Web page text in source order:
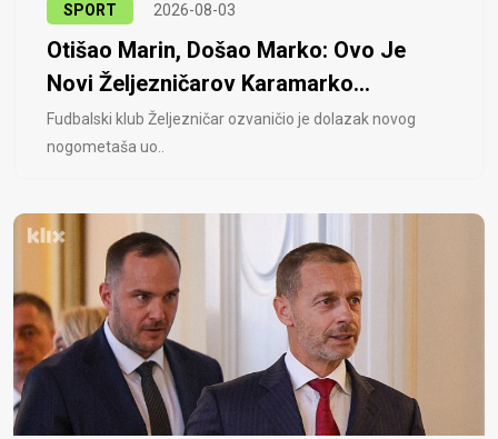
SPORT 2026-08-03
Otišao Marin, Došao Marko: Ovo Je
Novi Željezničarov Karamarko...
Fudbalski klub Željezničar ozvaničio je dolazak novog
nogometaša uo..